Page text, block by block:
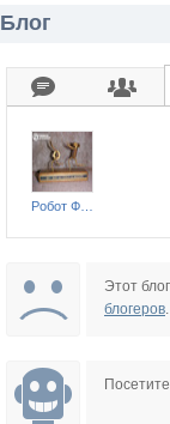
Блог
Этот
блогеров.